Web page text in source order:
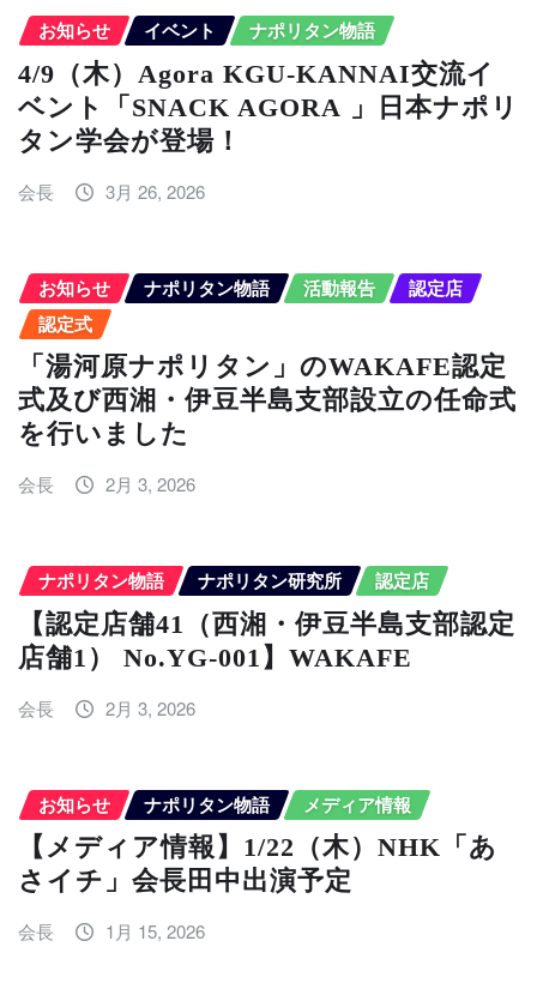
お知らせ イベント ナポリタン物語
4/9（木）Agora KGU-KANNAI交流イ
ベント「SNACK AGORA 」日本ナポリ
タン学会が登場！
会長 3月 26, 2026
お知らせ ナポリタン物語 活動報告
認定店
認定式
「湯河原ナポリタン」のWAKAFE認定
式及び西湘・伊豆半島支部設立の任命式
を行いました
会長 2月 3, 2026
ナポリタン物語 ナポリタン研究所 認定店
【認定店舗41（西湘・伊豆半島支部認定
店舗1） No.YG-001】WAKAFE
会長 2月 3, 2026
お知らせ ナポリタン物語 メディア情報
【メディア情報】1/22（木）NHK「あ
さイチ」会長田中出演予定
会長 1月 15, 2026